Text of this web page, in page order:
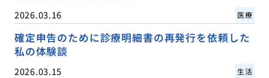
2026.03.16 医療
確定申告のために診療明細書の再発行を依頼した
私の体験談
2026.03.15 生活